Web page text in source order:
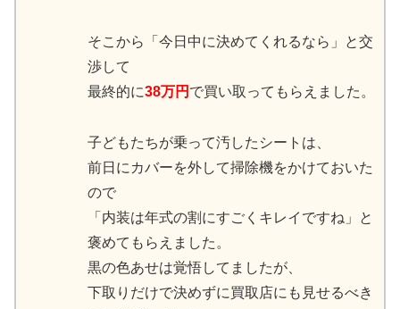
そこから「今日中に決めてくれるなら」と交
渉して
最終的に38万円 で買い取ってもらえました。
子どもたちが乗って汚したシートは、
前日にカバーを外して掃除機をかけておいた
ので
「内装は年式の割にすごくキレイですね」と
褒めてもらえました。
黒の色あせは覚悟してましたが、
下取りだけで決めずに買取店にも見せるべき